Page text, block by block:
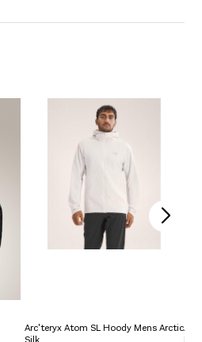
ArcTeryx
Arc'teryx Atom SL Hoody Mens Arctic